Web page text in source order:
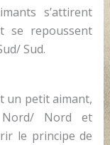
s’attirent
se repoussent
Sud.
un petit aimant,
Nord/ Nord et
le principe de